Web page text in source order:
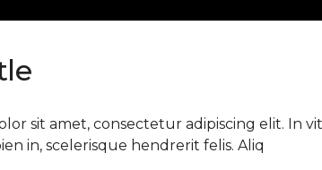
sit amet, consectetur adipiscing elit. In
in, scelerisque hendrerit felis. Aliq